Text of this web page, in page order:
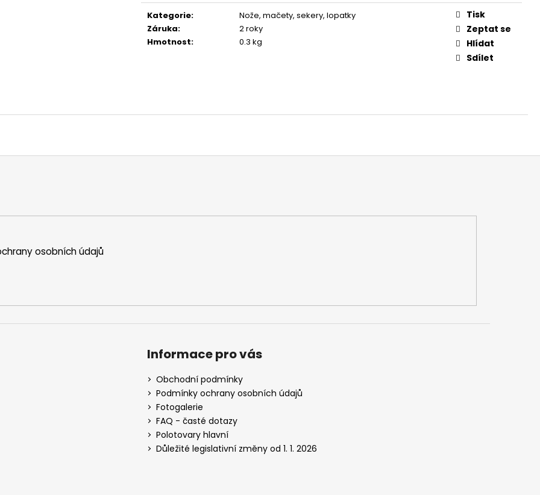
cena:
Kategorie:
Nože, mačety, sekery, lopatky
Záruka:
2 roky
Hmotnost: 0.3 kg
Tisk
Zeptat se
Hlídat
Sdílet
osobních údajů
Informace pro vás
Obchodní podmínky
Podmínky ochrany osobních údajů
Fotogalerie
FAQ - časté dotazy
Polotovary hlavní
Důležité legislativní změny od 1. 1. 2026